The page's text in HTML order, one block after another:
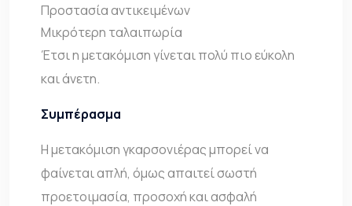
Προστασία αντικειμένων
Μικρότερη ταλαιπωρία
Έτσι η μετακόμιση γίνεται πολύ πιο εύκολη
και άνετη.
Συμπέρασμα
Η μετακόμιση γκαρσονιέρας μπορεί να
φαίνεται απλή, όμως απαιτεί σωστή
προετοιμασία, προσοχή και ασφαλή